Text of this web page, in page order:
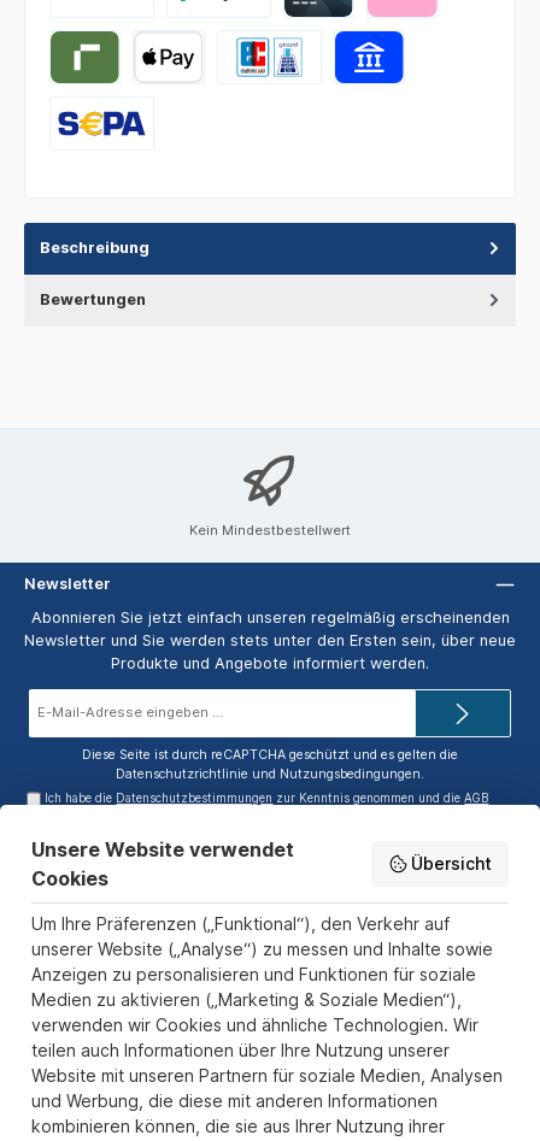
Beschreibung
Bewertungen
Kein Mindestbestellwert
Newsletter
Abonnieren Sie jetzt einfach unseren regelmäßig erscheinenden
Newsletter und Sie werden stets unter den Ersten sein, über neue
Produkte und Angebote informiert werden.
Diese Seite ist durch reCAPTCHA geschützt und es gelten die
Datenschutzrichtlinie und Nutzungsbedingungen.
Ich habe die Datenschutzbestimmungen zur Kenntnis genommen und dieAGB
Service-Hotline
Informationen
Zahlungs- und Versandarten
Sicher Einkaufen
Über uns
Der Pokal & Vereinsbedarf Onlineshop PokalExpress in Marl ist
Ihr Spezialist für Pokale, Medaillen und Trophäen aus Glas und
Resin, mit einem Fokus auf Säulenpokalen. Unser herausragender
Kundenservice zeichnet sich durch Schnelligkeit und
Unsere Website verwendet
Cookies
Übersicht
Um Ihre Präferenzen („Funktional“), den Verkehr auf
unserer Website („Analyse“) zu messen und Inhalte sowie
Anzeigen zu personalisieren und Funktionen für soziale
Medien zu aktivieren („Marketing & Soziale Medien“),
verwenden wir Cookies und ähnliche Technologien. Wir
teilen auch Informationen über Ihre Nutzung unserer
Website mit unseren Partnern für soziale Medien, Analysen
und Werbung, die diese mit anderen Informationen
kombinieren können, die sie aus Ihrer Nutzung ihrer